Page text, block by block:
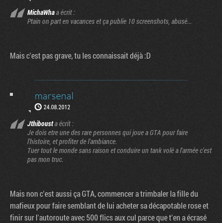
MichaWhaa écrit :
Ptain on part en vacances et ça publie 10 screenshots, abusé...
Mais c'est pas grave, tu les connaissait déjà :D
marsenal
24.08.2012
Jthibousta écrit :
Je dois etre une des rare personnes qui joue a GTA pour faire
l'histoire, et profiter de l'ambiance.
Tuer tout le monde sans raison et conduire un tank volé a l'armée c'est
pas mon truc.
Mais non c'est aussi ça GTA, commencer a trimbaler la fille du
mafieux pour faire semblant de lui acheter sa décapotable rose et
finir sur l'autoroute avec 500 flics aux cul parce que t'en a écrasé